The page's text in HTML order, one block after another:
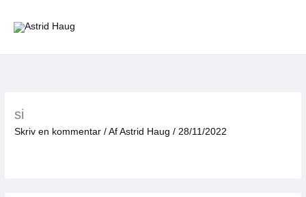
si
Skriv en kommentar / AfAstrid Haug/28/11/2022